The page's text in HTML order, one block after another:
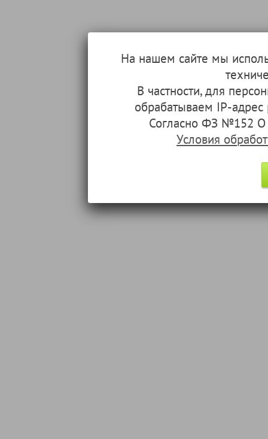
На нашем сайте мы
В частности, для
обрабатываем IP-
Согласно ФЗ №152 О
Условия